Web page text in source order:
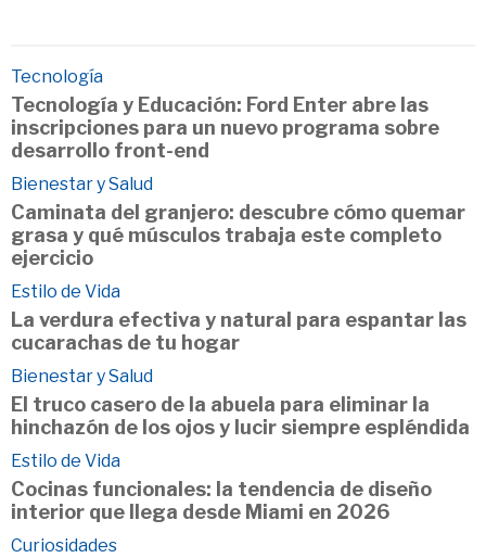
Tecnología
Tecnología y Educación: Ford Enter abre las
inscripciones para un nuevo programa sobre
desarrollo front-end
Bienestar y Salud
Caminata del granjero: descubre cómo quemar
grasa y qué músculos trabaja este completo
ejercicio
Estilo de Vida
La verdura efectiva y natural para espantar las
cucarachas de tu hogar
Bienestar y Salud
El truco casero de la abuela para eliminar la
hinchazón de los ojos y lucir siempre espléndida
Estilo de Vida
Cocinas funcionales: la tendencia de diseño
interior que llega desde Miami en 2026
Curiosidades